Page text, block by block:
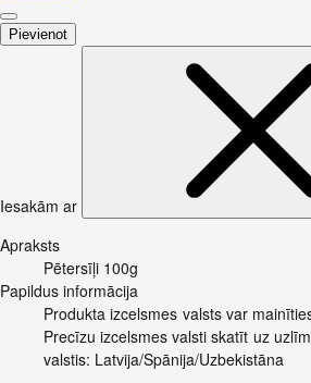
Pievienot
Iesakām ar
Apraksts
Pētersīļi 100g
Papildus informācija
Produkta izcelsmes valsts var
Precīzu izcelsmes valsti skatīt uz
valstis: Latvija/Spānija/Uzbekistāna